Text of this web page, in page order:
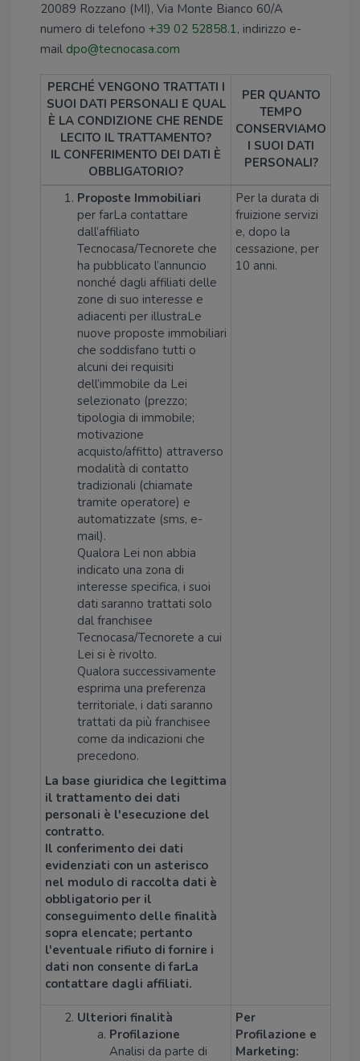
20089 Rozzano (MI), Via Monte Bianco 60/A
numero di telefono +39 02 52858.1, indirizzo e-
mail dpo@tecnocasa.com
PERCHÉ VENGONO TRATTATI I
SUOI DATI PERSONALI E QUAL
È LA CONDIZIONE CHE RENDE
LECITO IL TRATTAMENTO?
IL CONFERIMENTO DEI DATI È
OBBLIGATORIO?
PER QUANTO
TEMPO
CONSERVIAMO
I SUOI DATI
PERSONALI?
Proposte Immobiliari
per farLa contattare
dall’affiliato
Tecnocasa/Tecnorete che
ha pubblicato l’annuncio
nonché dagli affiliati delle
zone di suo interesse e
adiacenti per illustraLe
nuove proposte immobiliari
che soddisfano tutti o
alcuni dei requisiti
dell’immobile da Lei
selezionato (prezzo;
tipologia di immobile;
motivazione
acquisto/affitto) attraverso
modalità di contatto
tradizionali (chiamate
tramite operatore) e
automatizzate (sms, e-
mail).
Qualora Lei non abbia
indicato una zona di
interesse specifica, i suoi
dati saranno trattati solo
dal franchisee
Tecnocasa/Tecnorete a cui
Lei si è rivolto.
Qualora successivamente
esprima una preferenza
territoriale, i dati saranno
trattati da più franchisee
come da indicazioni che
precedono.
La base giuridica che legittima
il trattamento dei dati
personali è l'esecuzione del
contratto.
Il conferimento dei dati
evidenziati con un asterisco
nel modulo di raccolta dati è
obbligatorio per il
conseguimento delle finalità
sopra elencate; pertanto
l'eventuale rifiuto di fornire i
dati non consente di farLa
contattare dagli affiliati.
Per la durata di
fruizione servizi
e, dopo la
cessazione, per
10 anni.
Ulteriori finalità
Profilazione
Analisi da parte di
Per
Profilazione e
Marketing: